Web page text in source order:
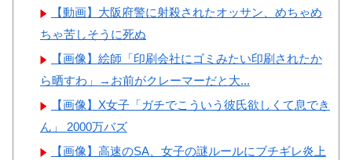
ベンジ戦」
Powered by livedoor 相互RSS
【動画】大阪府警に射殺されたオッサン、めちゃめ
ちゃ苦しそうに死ぬ
【画像】絵師「印刷会社にゴミみたい印刷されたか
ら晒すわ」→お前がクレーマーだと大...
【画像】X女子「ガチでこういう彼氏欲しくて息でき
ん」 2000万バズ
【画像】高速のSA、女子の謎ルールにブチギレ炎上